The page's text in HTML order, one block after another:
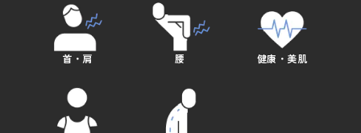
首・肩 腰 健康・美肌